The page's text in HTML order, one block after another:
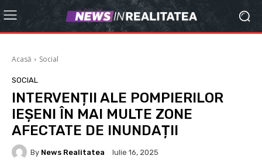
Acasă Social
SOCIAL
INTERVENȚII ALE POMPIERILOR
IEȘENI ÎN MAI MULTE ZONE
AFECTATE DE INUNDAȚII
By News Realitatea Iulie 16, 2025